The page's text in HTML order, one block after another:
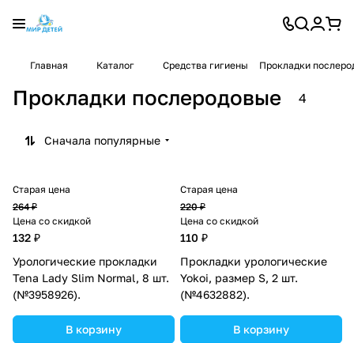
Главная Каталог Средства гигиены Прокладки
Прокладки послеродовые 4
Сначала популярные
Старая цена
264 ₽
Цена со скидкой
132 ₽
Урологические прокладки
Tena Lady Slim Normal, 8 шт.
(№3958926).
В корзину
Старая цена
220 ₽
Цена со скидкой
110 ₽
Прокладки урологические
Yokoi, размер S, 2 шт.
(№4632882).
В корзину